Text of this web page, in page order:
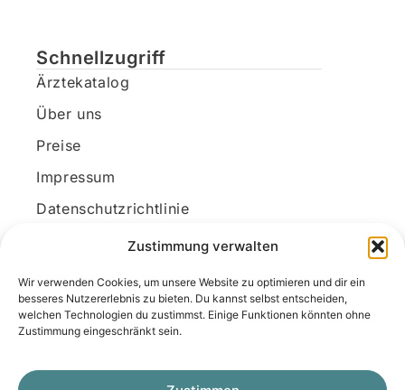
Zustimmung verwalten
Wir verwenden Cookies, um unsere Website zu optimieren und dir ein
besseres Nutzererlebnis zu bieten. Du kannst selbst entscheiden,
welchen Technologien du zustimmst. Einige Funktionen könnten ohne
Zustimmung eingeschränkt sein.
Schnellzugriff
Ärztekatalog
Über uns
Preise
Impressum
Datenschutzrichtlinie
Kundenkonto
Unsere Kontaktdaten
E-Mail: kontakt@docanonym.com